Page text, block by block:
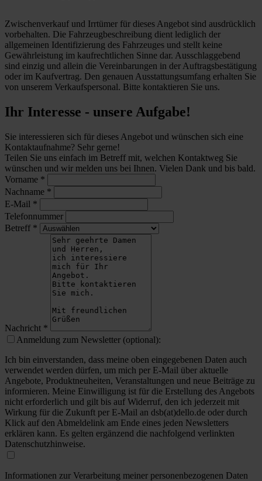
Zwischenverkauf und Irrtümer für dieses Angebot sind ausdrücklich
vorbehalten. Die Fahrzeugbeschreibung dient lediglich der
allgemeinen Identifizierung des Fahrzeuges und stellt keine
Gewährleistung im kaufrechtlichen Sinne dar. Ausschlaggebend
sind einzig und allein die Vereinbarungen in der Auftragsbestätigung
oder im Kaufvertrag. Den genauen Ausstattungsumfang erhalten Sie
von unserem Verkaufspersonal. Bitte kontaktieren Sie uns.
Ihr Interesse - unsere Aufgabe!
Sie interessieren sich für dieses Angebot und wünschen sich eine
Kontaktaufnahme? Sehr gerne!
Teilen Sie uns einfach im Betreff mit, welchen Kontaktweg Sie
wünschen und wir melden uns bei Ihnen. Vielen Dank und bis bald.
Vorname *
Nachname *
E-Mail *
Telefonnummer
Betreff *
Nachricht *
Anmeldung zum Newsletter (optional):
Ich bin einverstanden, dass meine oben eingegebenen Daten auch
verwendet werden dürfen, um mich per E-Mail über aktuelle
Angebote, Produktneuheiten, Veranstaltungen und neue Beiträge zu
informieren. Meine Einwilligung ist für die Erstellung des Angebots
nicht erforderlich und gilt bis auf Widerruf, den ich jederzeit mit
Wirkung für die Zukunft per E-Mail an dsb(at)dello.de oder durch
Klick auf den Abmeldelink am Ende eines jeden Newsletters
erklären kann. Es gelten ergänzend die nachfolgend verlinkten
Datenschutzhinweise.
Informationen zur Verarbeitung meiner personenbezogenen Daten